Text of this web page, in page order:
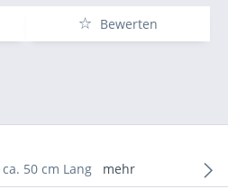
Bewerten
50 cm Lang mehr